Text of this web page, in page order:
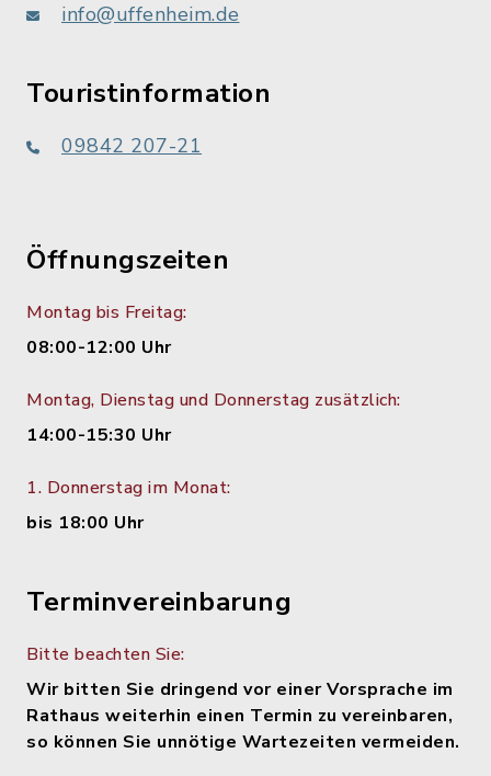
info@uffenheim.de
Touristinformation
09842 207-21
Öffnungszeiten
Montag bis Freitag:
08:00-12:00 Uhr
Montag, Dienstag und Donnerstag zusätzlich:
14:00-15:30 Uhr
1. Donnerstag im Monat:
bis 18:00 Uhr
Terminvereinbarung
Bitte beachten Sie:
Wir bitten Sie dringend vor einer Vorsprache im
Rathaus weiterhin einen Termin zu vereinbaren,
so können Sie unnötige Wartezeiten vermeiden.